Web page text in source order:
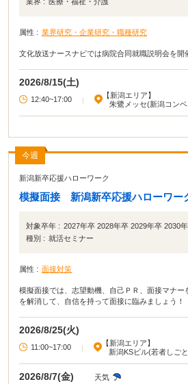
属性 : 業界研究・企業研究・職種研究
文化放送ナースナビでは病院合同就職説明会を開
2026/8/15(土)
12:40~17:00 |
【新潟エリア】
朱鷺メッセ(新潟コンベ
今週
新潟新卒応援ハローワーク
模擬面接 新潟新卒応援ハローワー
対象卒年 : 2027年卒 2028年卒 2029年卒 2030年
種別 : 就活セミナー
属性 : 面接対策
模擬面接では、志望動機、自己ＰＲ、面接マナ
を解消して、自信を持って面接に臨みましょう！
2026/8/25(火)
11:00~17:00 |
【新潟エリア】
新潟KSビル(若者しご
2026/8/7(金)
天気